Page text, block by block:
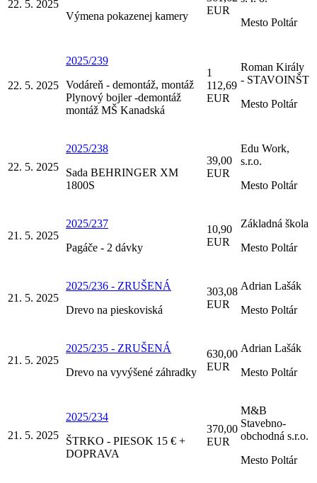
22. 5. 2025
Výmena pokazenej kamery
EUR
Mesto Poltár
22. 5. 2025
2025/239
Vodáreň - demontáž, montáž
Plynový bojler -demontáž
montáž MŠ Kanadská
1
112,69
EUR
Roman Király
- STAVOINŠT
Mesto Poltár
22. 5. 2025
2025/238
Sada BEHRINGER XM
1800S
39,00
EUR
Edu Work,
s.r.o.
Mesto Poltár
21. 5. 2025
2025/237
Pagáče - 2 dávky
10,90
EUR
Základná škola
Mesto Poltár
21. 5. 2025
2025/236 - ZRUŠENÁ
Drevo na pieskoviská
303,08
EUR
Adrian Lašák
Mesto Poltár
21. 5. 2025
2025/235 - ZRUŠENÁ
Drevo na vyvýšené záhradky
630,00
EUR
Adrian Lašák
Mesto Poltár
21. 5. 2025
2025/234
ŠTRKO - PIESOK 15 € +
DOPRAVA
370,00
EUR
M&B
Stavebno-
obchodná s.r.o.
Mesto Poltár